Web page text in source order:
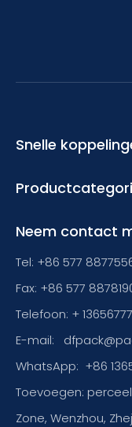
Snelle
Neem contact
Tel: +86 577
Fax: +86 577
Telefoon: +
E-mail:
WhatsApp: +86
Toevoegen:
Zone, Wenzhou,